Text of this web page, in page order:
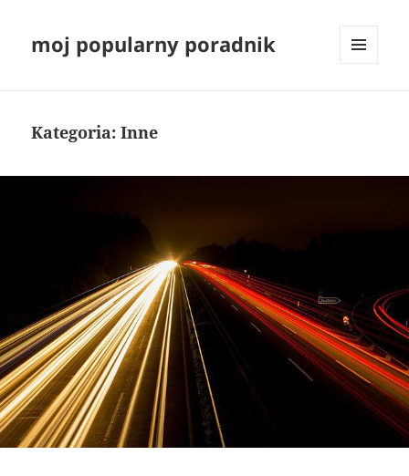
moj popularny poradnik
Kategoria:Inne